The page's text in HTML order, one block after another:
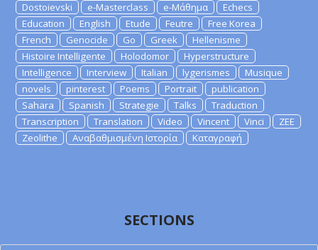
Dostoievski
e-Masterclass e-Μάθημα
Echecs
Education
English Etude Feutre
Free Korea
French
Genocide Go Greek
Hellenisme
Histoire Intelligente
Holodomor
Hyperstructure
Intelligence
Interview Italian lygerismes
Musique
novels
pinterest Poems Portrait
publication
Sahara
Spanish Strategie Talks
Traduction
Transcription
Translation Video Vincent Vinci
ZEE
Zeolithe
Αναβαθμισμένη Ιστορία Καταγραφή
SECTIONS